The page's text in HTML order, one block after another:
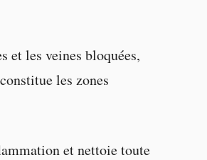
et les veines bloquées,
les zones
et nettoie toute